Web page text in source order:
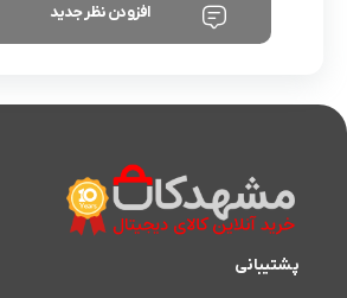
افزودن نظر جدید
پشتیبانی